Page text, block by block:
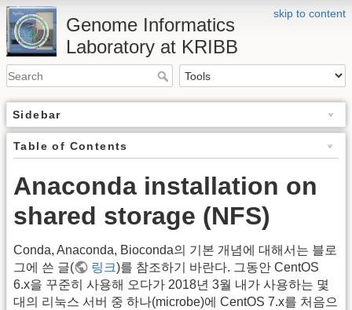
skip to content
Genome Informatics
Laboratory at KRIBB
Sidebar
Table of Contents
Anaconda installation on
shared storage (NFS)
Conda, Anaconda, Bioconda의 기본 개념에 대해서는 블로
그에 쓴 글(
링크)를 참조하기 바란다. 그동안 CentOS
6.x을 꾸준히 사용해 오다가 2018년 3월 내가 사용하는 몇
대의 리눅스 서버 중 하나(microbe)에 CentOS 7.x를 처음으